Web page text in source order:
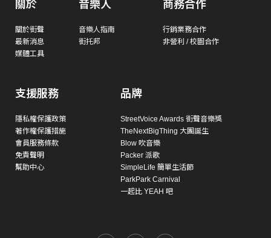
關於
關於街聲
最新消息
媒體工具
音樂人
音樂人指南
街托邦
商務合作
行銷業務合作
非營利 / 校園合作
支援服務
隱私權保護政策
著作權保護措施
會員服務條款
免責聲明
幫助中心
品牌
StreetVoice Awards 街聲音樂獎
TheNextBigThing 大團誕生
Blow 吹音樂
Packer 派歌
SimpleLife 簡單生活節
ParkPark Carnival
一起比 YEAH 吧